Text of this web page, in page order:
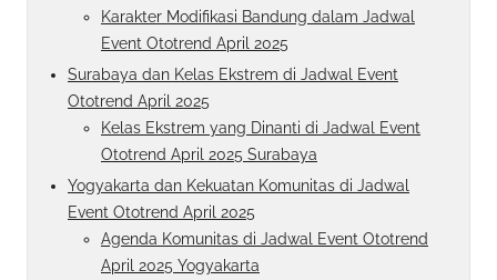
Karakter Modifikasi Bandung dalam Jadwal
Event Ototrend April 2025
Surabaya dan Kelas Ekstrem di Jadwal Event
Ototrend April 2025
Kelas Ekstrem yang Dinanti di Jadwal Event
Ototrend April 2025 Surabaya
Yogyakarta dan Kekuatan Komunitas di Jadwal
Event Ototrend April 2025
Agenda Komunitas di Jadwal Event Ototrend
April 2025 Yogyakarta